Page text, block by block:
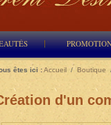
êtes ici :Accueil / Boutique
d'un